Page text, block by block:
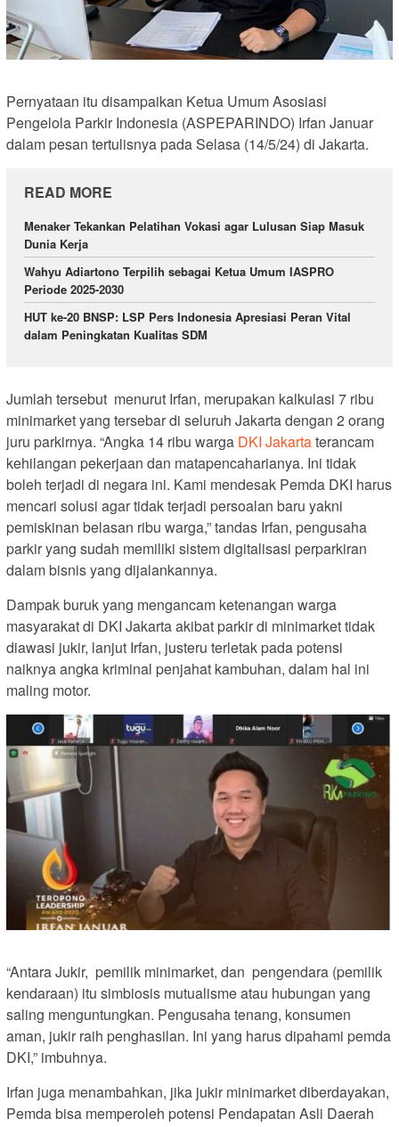
Pernyataan itu disampaikan Ketua Umum Asosiasi
Pengelola Parkir Indonesia (ASPEPARINDO) Irfan Januar
dalam pesan tertulisnya pada Selasa (14/5/24) di Jakarta.
READ MORE
Menaker Tekankan Pelatihan Vokasi agar Lulusan Siap Masuk
Dunia Kerja
Wahyu Adiartono Terpilih sebagai Ketua Umum IASPRO
Periode 2025-2030
HUT ke-20 BNSP: LSP Pers Indonesia Apresiasi Peran Vital
dalam Peningkatan Kualitas SDM
Jumlah tersebut menurut Irfan, merupakan kalkulasi 7 ribu
minimarket yang tersebar di seluruh Jakarta dengan 2 orang
juru parkirnya. “Angka 14 ribu warga DKI Jakartaterancam
kehilangan pekerjaan dan matapencaharianya. Ini tidak
boleh terjadi di negara ini. Kami mendesak Pemda DKI harus
mencari solusi agar tidak terjadi persoalan baru yakni
pemiskinan belasan ribu warga,” tandas Irfan, pengusaha
parkir yang sudah memiliki sistem digitalisasi perparkiran
dalam bisnis yang dijalankannya.
Dampak buruk yang mengancam ketenangan warga
masyarakat di DKI Jakarta akibat parkir di minimarket tidak
diawasi jukir, lanjut Irfan, justeru terletak pada potensi
naiknya angka kriminal penjahat kambuhan, dalam hal ini
maling motor.
“Antara Jukir, pemilik minimarket, dan pengendara (pemilik
kendaraan) itu simbiosis mutualisme atau hubungan yang
saling menguntungkan. Pengusaha tenang, konsumen
aman, jukir raih penghasilan. Ini yang harus dipahami pemda
DKI,” imbuhnya.
Irfan juga menambahkan, jika jukir minimarket diberdayakan,
Pemda bisa memperoleh potensi Pendapatan Asli Daerah